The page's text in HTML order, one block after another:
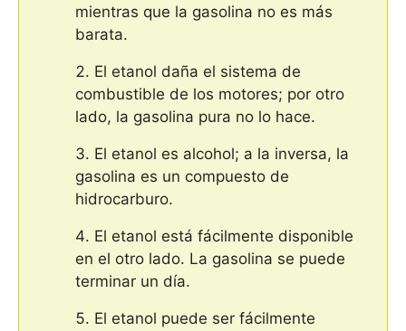
mientras que la gasolina no es más
barata.
El etanol daña el sistema de
combustible de los motores; por otro
lado, la gasolina pura no lo hace.
El etanol es alcohol; a la inversa, la
gasolina es un compuesto de
hidrocarburo.
El etanol está fácilmente disponible
en el otro lado. La gasolina se puede
terminar un día.
El etanol puede ser fácilmente